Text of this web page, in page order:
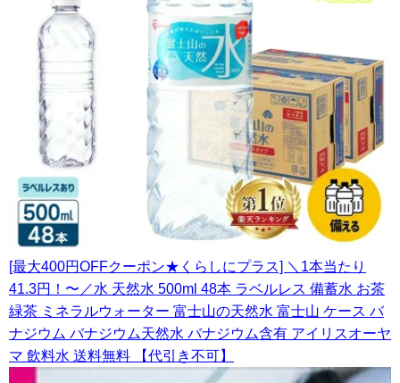
[最大400円OFFクーポン★くらしにプラス] ＼1本当たり
41.3円！〜／水 天然水 500ml 48本 ラベルレス 備蓄水 お茶
緑茶 ミネラルウォーター 富士山の天然水 富士山 ケース バ
ナジウム バナジウム天然水 バナジウム含有 アイリスオーヤ
マ 飲料水 送料無料 【代引き不可】